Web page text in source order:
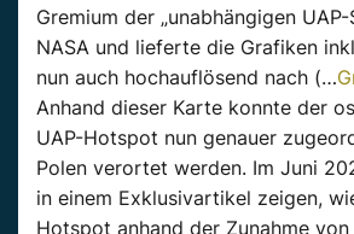
Gremium der „unabhängigen
NASA und lieferte die Grafiken
nun auch hochauflösend nach (…
Anhand dieser Karte konnte der
UAP-Hotspot nun genauer
Polen verortet werden. Im Juni
in einem Exklusivartikel zeigen,
Hotspot anhand der Zunahme